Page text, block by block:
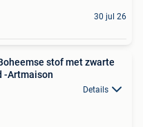
30 jul 26
stof met zwarte
-Artmaison
Details